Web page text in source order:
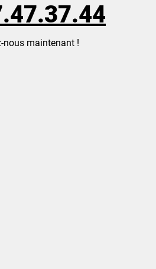
nous maintenant !